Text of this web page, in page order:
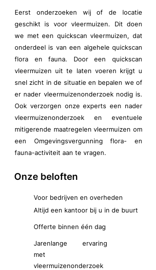
Eerst onderzoeken wij of de locatie
geschikt is voor vleermuizen. Dit doen
we met een quickscan vleermuizen, dat
onderdeel is van een algehele quickscan
flora en fauna. Door een quickscan
vleermuizen uit te laten voeren krijgt u
snel zicht in de situatie en bepalen we of
er nader vleermuizenonderzoek nodig is.
Ook verzorgen onze experts een nader
vleermuizenonderzoek en eventuele
mitigerende maatregelen vleermuizen om
een Omgevingsvergunning flora- en
fauna-activiteit aan te vragen.
Onze beloften
Voor bedrijven en overheden
Altijd een kantoor bij u in de buurt
Offerte binnen één dag
Jarenlange ervaring
met
vleermuizenonderzoek